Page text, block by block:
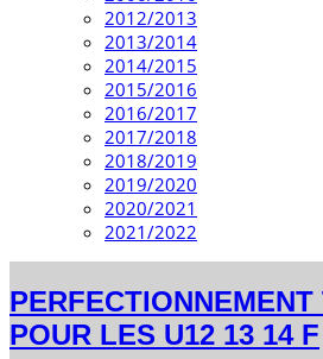
2012/2013
2013/2014
2014/2015
2015/2016
2016/2017
2017/2018
2018/2019
2019/2020
2020/2021
2021/2022
PERFECTIONNEMENT
POUR LES U12 13 14 F